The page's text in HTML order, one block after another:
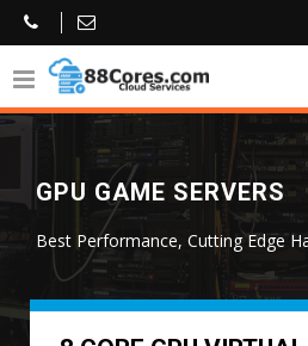
GPU GAME SERVERS
Best Performance, Cutting Edge